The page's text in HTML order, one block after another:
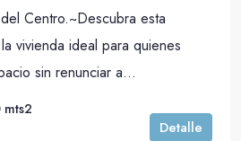
Centro.~Descubra esta
vivienda ideal para quienes
sin renunciar a...
mts2
Detalle